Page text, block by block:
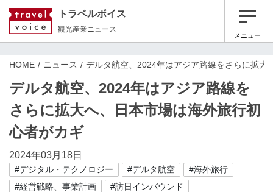
トラベルボイス
観光産業ニュース
メニュー
HOME ニュース デルタ航空、2024年はアジア路線をさらに拡大
デルタ航空、2024年はアジア路線を
さらに拡大へ、日本市場は海外旅行初
心者がカギ
2024年03月18日
#デジタル・テクノロジー #デルタ航空
#海外旅行
#経営戦略、事業計画
#訪日インバウンド